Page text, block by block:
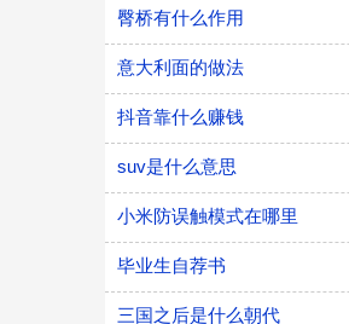
臀桥有什么作用
意大利面的做法
抖音靠什么赚钱
suv是什么意思
小米防误触模式在哪里
毕业生自荐书
三国之后是什么朝代